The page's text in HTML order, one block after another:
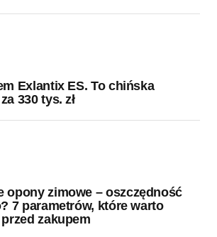
Exlantix ES. To chińska
330 tys. zł
opony zimowe – oszczędność
7 parametrów, które warto
zakupem